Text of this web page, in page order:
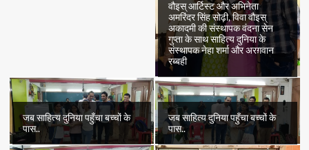
वौइस् आर्टिस्ट और अभिनेता
अमरिंदर सिंह सोढ़ी, विवा वौइस्
अकादमी की संस्थापक वंदना सेन
गुप्ता के साथ साहित्य दुनिया के
संस्थापक नेहा शर्मा और अरग़वान
रब्बही
जब साहित्य दुनिया पहुँचा बच्चों के
पास..
जब साहित्य दुनिया पहुँचा बच्चों के
पास..